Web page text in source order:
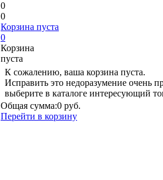
0
0
Корзина пуста
0
Корзина
пуста
К сожалению, ваша корзина пуста.
Исправить это недоразумение очень
выберите в каталоге интересующий
Общая сумма:0 руб.
Перейти в корзину